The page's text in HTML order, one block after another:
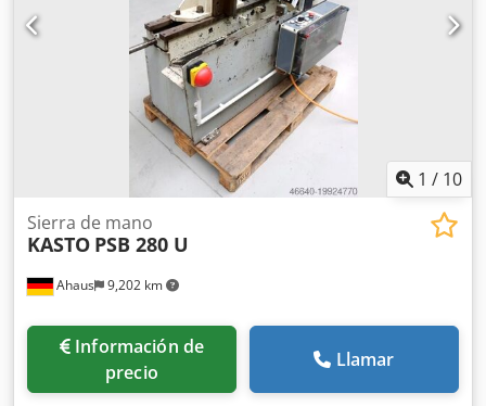
1 / 10
Ahaus 9,202 km
Sierra de mano
KASTO PSB 280 U
Información de
precio
Llamar